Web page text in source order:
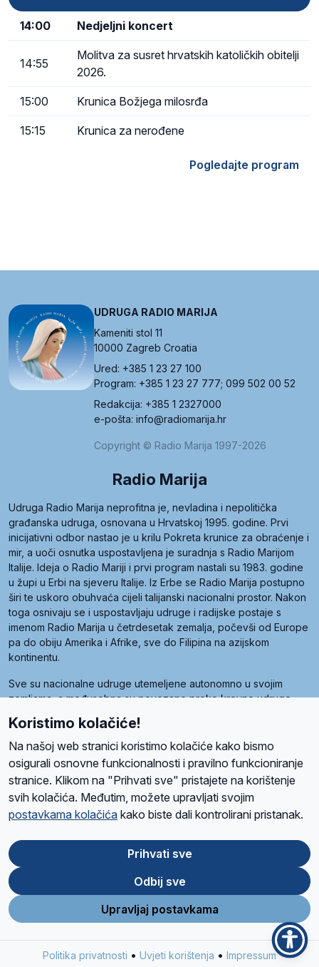
14:00 Nedjeljni koncert
14:55
Molitva za susret hrvatskih katoličkih obitelji
2026.
15:00 Krunica Božjega milosrđa
15:15 Krunica za nerođene
Pogledajte program
UDRUGA RADIO MARIJA
Kameniti stol 11
10000 Zagreb Croatia
Ured: +385 1 23 27 100
Program: +385 1 23 27 777; 099 502 00 52
Redakcija: +385 1 2327000
e-pošta: info@radiomarija.hr
Copyright © Radio Marija 1997-2026
Radio Marija
Udruga Radio Marija neprofitna je, nevladina i nepolitička
građanska udruga, osnovana u Hrvatskoj 1995. godine. Prvi
inicijativni odbor nastao je u krilu Pokreta krunice za obraćenje i
mir, a uoči osnutka uspostavljena je suradnja s Radio Marijom
Italije. Ideja o Radio Mariji i prvi program nastali su 1983. godine
u župi u Erbi na sjeveru Italije. Iz Erbe se Radio Marija postupno
širi te uskoro obuhvaća cijeli talijanski nacionalni prostor. Nakon
toga osnivaju se i uspostavljaju udruge i radijske postaje s
imenom Radio Marija u četrdesetak zemalja, počevši od Europe
pa do obiju Amerika i Afrike, sve do Filipina na azijskom
kontinentu.
Sve su nacionalne udruge utemeljene autonomno u svojim
zemljama, a međusobna su povezane preko krovne udruge
Radio Maria). Svjetsku obitelj utemeljilo je sedam članica, među
kojima je i hrvatska Udruga Radio Marija.
O namaRadio ProgramVolonteriPrijateljiKontaktPravila privatnosti
Ova stranica je zaštićena Google reCAPTCHA sustavom
Store
Google
Play
Koristimo kolačiće!
Na našoj web stranici koristimo kolačiće kako bismo
osigurali osnovne funkcionalnosti i pravilno funkcioniranje
stranice. Klikom na "Prihvati sve" pristajete na korištenje
svih kolačića. Međutim, možete upravljati svojim
postavkama kolačića kako biste dali kontrolirani pristanak.
Prihvati sve
Odbij sve
Upravljaj postavkama
Politika privatnosti • Uvjeti korištenja • Impressum